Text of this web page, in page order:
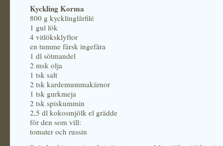
Kyckling Korma
800 g kycklinglårfilé
1 gul lök
4 vitlöksklyftor
en tumme färsk ingefära
1 dl sötmandel
2 msk olja
1 tsk salt
2 tsk kardemummakärnor
1 tsk gurkmeja
2 tsk spiskummin
2,5 dl kokosmjölk el grädde
för den som vill:
tomater och russin